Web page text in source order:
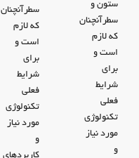
سطرآنچنان
که لازم
است و
برای
شرایط
فعلی
تکنولوژی
مورد نیاز
و
کاربردهای
ستون و
سطرآنچنان
که لازم
است و
برای
شرایط
فعلی
تکنولوژی
مورد نیاز
و